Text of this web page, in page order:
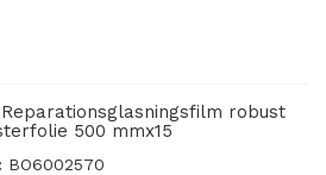
robust
500 mmx15
BO6002570